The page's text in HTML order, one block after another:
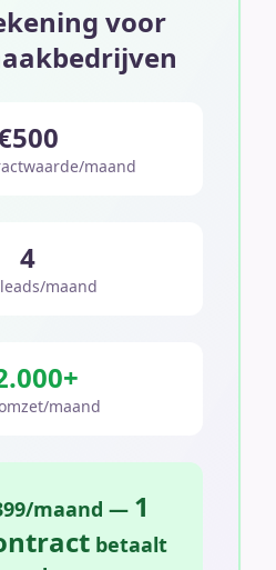
voor
maand
4
maand
maand
maand — 1
betaalt